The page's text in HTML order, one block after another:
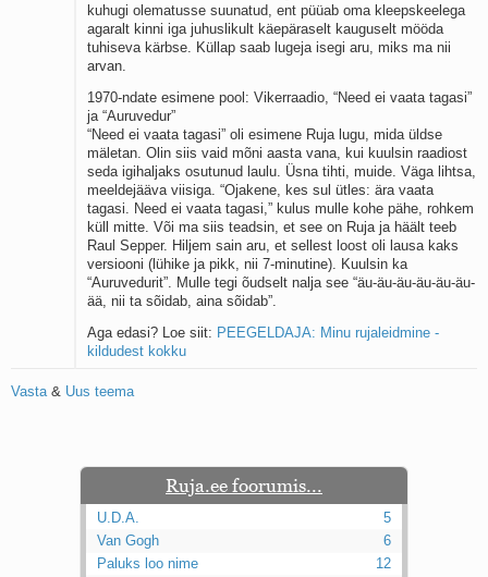
kuhugi olematusse suunatud, ent püüab oma kleepskeelega
agaralt kinni iga juhuslikult käepäraselt kauguselt mööda
tuhiseva kärbse. Küllap saab lugeja isegi aru, miks ma nii
arvan.
1970-ndate esimene pool: Vikerraadio, “Need ei vaata tagasi”
ja “Auruvedur”
“Need ei vaata tagasi” oli esimene Ruja lugu, mida üldse
mäletan. Olin siis vaid mõni aasta vana, kui kuulsin raadiost
seda igihaljaks osutunud laulu. Üsna tihti, muide. Väga lihtsa,
meeldejääva viisiga. “Ojakene, kes sul ütles: ära vaata
tagasi. Need ei vaata tagasi,” kulus mulle kohe pähe, rohkem
küll mitte. Või ma siis teadsin, et see on Ruja ja häält teeb
Raul Sepper. Hiljem sain aru, et sellest loost oli lausa kaks
versiooni (lühike ja pikk, nii 7-minutine). Kuulsin ka
“Auruvedurit”. Mulle tegi õudselt nalja see “äu-äu-äu-äu-äu-äu-
ää, nii ta sõidab, aina sõidab”.
Aga edasi? Loe siit: PEEGELDAJA: Minu rujaleidmine -
kildudest kokku
Vasta& Uus teema
Ruja.ee foorumis...
U.D.A.
5
Van Gogh
6
Paluks loo nime
12